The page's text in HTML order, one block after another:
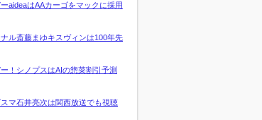
aideaはAAカーゴをマックに採用
ル斎藤まゆキスヴィンは100年先
！シノプスはAIの惣菜割引予測
マ石井亮次は関西放送でも視聴